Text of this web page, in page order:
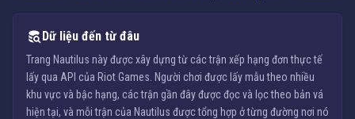
Dữ liệu đến từ đâu
Trang Nautilus này được xây dựng từ các trận xếp hạng đơn thực tế
lấy qua API của Riot Games. Người chơi được lấy mẫu theo nhiều
khu vực và bậc hạng, các trận gần đây được đọc và lọc theo bản vá
hiện tại, và mỗi trận của Nautilus được tổng hợp ở từng đường nơi nó